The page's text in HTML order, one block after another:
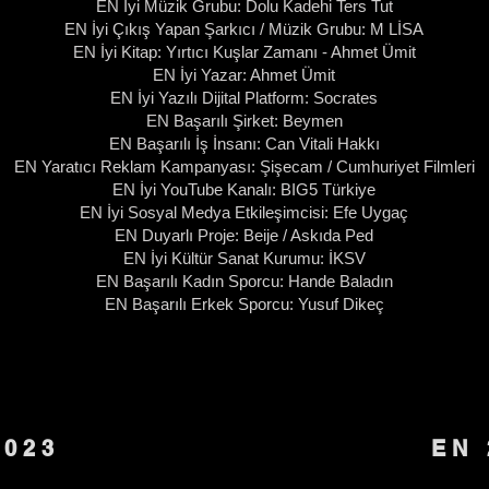
EN İyi Müzik Grubu: Dolu Kadehi Ters Tut
EN İyi Çıkış Yapan Şarkıcı / Müzik Grubu: M LİSA
EN İyi Kitap: Yırtıcı Kuşlar Zamanı - Ahmet Ümit
EN İyi Yazar: Ahmet Ümit
EN İyi Yazılı Dijital Platform: Socrates
EN Başarılı Şirket: Beymen
EN Başarılı İş İnsanı: Can Vitali Hakkı
EN Yaratıcı Reklam Kampanyası: Şişecam / Cumhuriyet Filmleri
EN İyi YouTube Kanalı: BIG5 Türkiye
EN İyi Sosyal Medya Etkileşimcisi: Efe Uygaç
EN Duyarlı Proje: Beije / Askıda Ped
EN İyi Kültür Sanat Kurumu: İKSV
EN Başarılı Kadın Sporcu: Hande Baladın
EN Başarılı Erkek Sporcu: Yusuf Dikeç
EN